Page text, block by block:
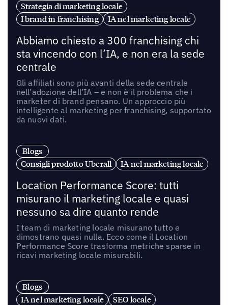
Strategia di marketing locale
I brand in franchising
IA nel marketing locale
Abbiamo chiesto a 300 franchising chi
sta vincendo con l’IA, e non era la sede
centrale
Gli affiliati sono più avanti della sede centrale
nell’adozione dell’IA – e non è il problema che i
marketer di brand pensano. Un approccio più
intelligente al marketing per franchising, supportato
da nuovi dati.
Blogs
Consigli prodotto Uberall
IA nel marketing locale
Location Performance Score: tutti
misurano il marketing locale e quasi
nessuno sa dire quanto rende
I team di marketing locale misurano tutto e
dimostrano quasi nulla. Ecco come il Location
Performance Score trasforma metriche sparse in
ricavi marketing locale misurabili.
Blogs
IA nel marketing locale
SEO locale